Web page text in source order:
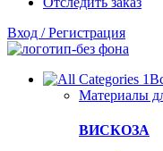
Вход / Регистрация
Материалы
ВИСКОЗА